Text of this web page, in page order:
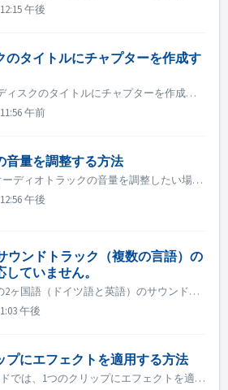
午後
のタイトルにチャプターを作成す
Nero Videoでは、ディスクのタイトルにチャプターを作成するために、以下の操作を行います。 1. コンテンツ画面で、タイトルを選択します。 2. タイトルのプレビュー画面で、ポジションマーカーをチャプターを追加したい位置に移動します。 3. チャプターボタンをクリックすると、ドロップダウンメニューが...
午前
音量を調整する方法
拡張編集では、 オーディオトラックの音量を調整したい場合は、オーディオトラックの左側にある音量ボタンにマウスを移動させ、右クリックして調整します。 指定した映像や音楽の音量を調整したい場合は、その映像や音楽を選択し、右上のエフェクトパレット→プロパティ→オーディオレベルで調整します。 ...
午後
ウンドトラック（複数の言語）の
ていません。
質問: オリジナルの2ヶ国語（ドイツ語と英語）のサウンドトラックが収録されている映画がいくつかあります。 しかし、2つ目の音声トラックをDVDに入れることができず、1つ目の音声トラック（ドイツ語）しか作成されません。 回答: DVD作成時に選択できるオーディオトラック（言語）は1つのみで、複数の言語には対...
午後
プにエフェクトを適用する方法
エクスプレスモードでは、1つのクリップにエフェクトを適用した後、「エクスプレス・エフェクト・コントロール」を開き、「すべてのクリップまたはピクチャに適用」を有効にします。